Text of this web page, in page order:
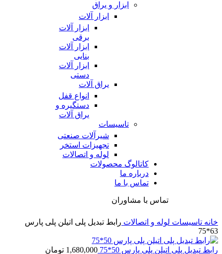
ابزار و یراق
ابزار آلات
ابزار آلات
برقی
ابزار آلات
بنایی
ابزار آلات
دستی
یراق آلات
انواع قفل
دستگیره و
یراق آلات
تاسیسات
شیرآلات صنعتی
تجهیزات استخر
لوله و اتصالات
کاتالوگ محصولات
درباره ما
تماس با ما
تماس با مشاوران
خانه تاسیسات لوله و اتصالات رابط تبدیل پلی اتیلن پلی پارس
63*75
رابط تبدیل پلی اتیلن پلی پارس 50*75 1,680,000 تومان